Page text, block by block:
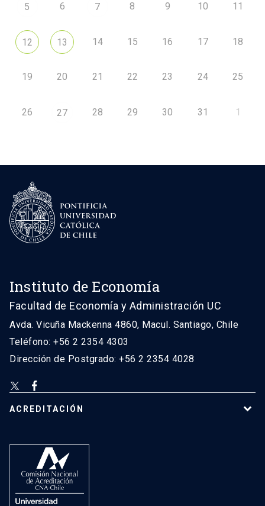
5 6 7 8 9 10 11
12 13 14 15 16 17 18
19 20 21 22 23 24 25
26 27 28 29 30 31 1
Instituto de Economía
Facultad de Economía y Administración UC
Avda. Vicuña Mackenna 4860, Macul. Santiago, Chile
Teléfono: +56 2 2354 4303
Dirección de Postgrado: +56 2 2354 4028
ACREDITACIÓN